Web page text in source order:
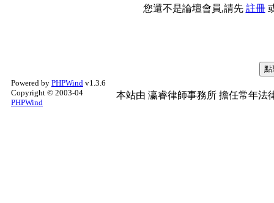
您還不是論壇會員,請先 註冊
Powered by PHPWind v1.3.6
Copyright © 2003-04
PHPWind
本站由 瀛睿律師事務所 擔任常年法